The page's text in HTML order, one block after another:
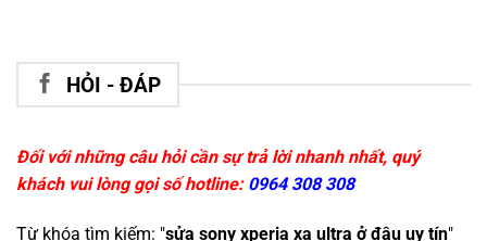
HỎI - ĐÁP
Đối với những câu hỏi cần sự trả lời nhanh nhất, quý
khách vui lòng gọi số hotline: 0964 308 308
Từ khóa tìm kiếm: "sửa sony xperia xa ultra ở đâu uy tín"